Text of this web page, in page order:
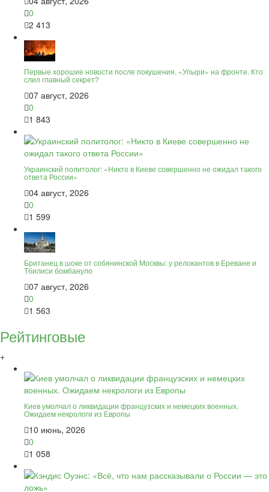
0
2 413
Первые хорошие новости после покушения. «Упыри» на фронте. Кто
слил главный секрет?
07 август, 2026
0
1 843
Украинский политолог: «Никто в Киеве совершенно не ожидал такого
ответа России»
04 август, 2026
0
1 599
Британец в шоке от собянинской Москвы: у релокантов в Ереване и
Тбилиси бомбануло
07 август, 2026
0
1 563
Рейтинговые
+
Киев умолчал о ликвидации французских и немецких военных.
Ожидаем некрологи из Европы
10 июнь, 2026
0
1 058